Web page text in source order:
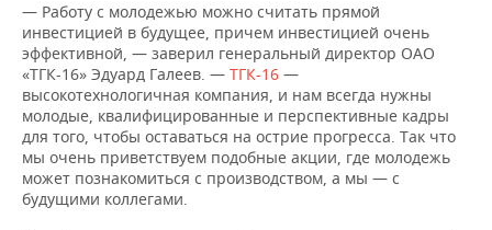
ВОДНЫЕ ВИДЫ СПОРТА
ХОККЕЙ С МЯЧОМ
ОБРАЗОВАНИЕ
ПРОИСШЕСТВИЯ
— Работу с молодежью можно считать прямой
инвестицией в будущее, причем инвестицией очень
эффективной, — заверил генеральный директор ОАО
«ТГК-16» Эдуард Галеев. — ТГК-16 —
высокотехнологичная компания, и нам всегда нужны
молодые, квалифицированные и перспективные кадры
для того, чтобы оставаться на острие прогресса. Так что
мы очень приветствуем подобные акции, где молодежь
может познакомиться с производством, а мы — с
будущими коллегами.